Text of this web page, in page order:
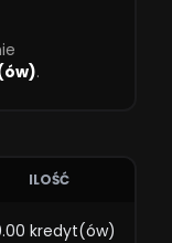
.
ILOŚĆ
kredyt(ów)